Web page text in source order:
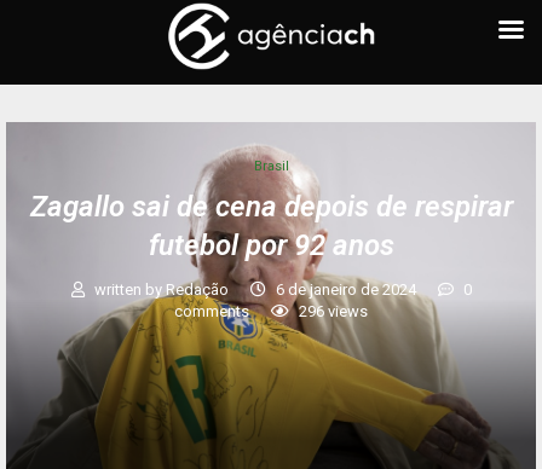
Brasil
Zagallo sai de cena depois de respirar
futebol por 92 anos
written byRedação 6 de janeiro de 2024
0
comments
296 views